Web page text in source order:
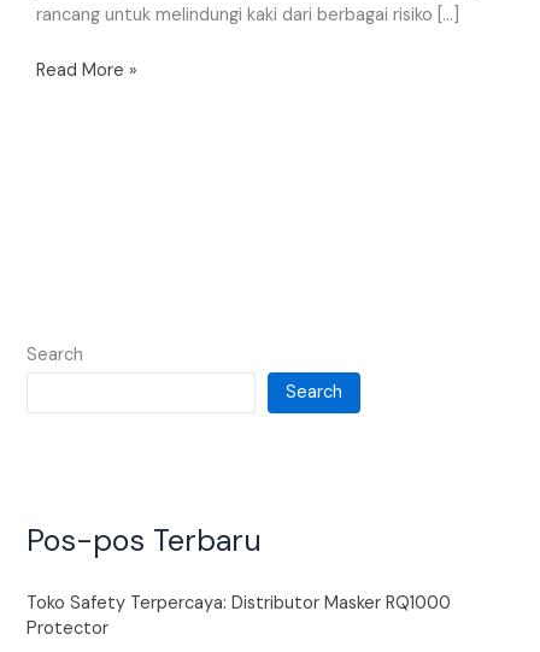
rancang untuk melindungi kaki dari berbagai risiko […]
Read More »
Search
Search
Pos-pos Terbaru
Toko Safety Terpercaya: Distributor Masker RQ1000
Protector